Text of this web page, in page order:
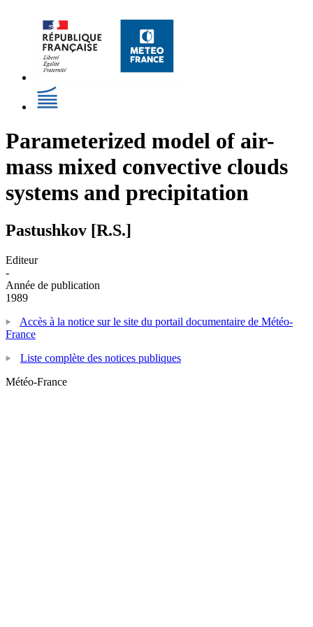
Parameterized model of air-
mass mixed convective clouds
systems and precipitation
Pastushkov [R.S.]
Editeur
-
Année de publication
1989
Accès à la notice sur le site du portail documentaire de Météo-
France
Liste complète des notices publiques
Météo-France